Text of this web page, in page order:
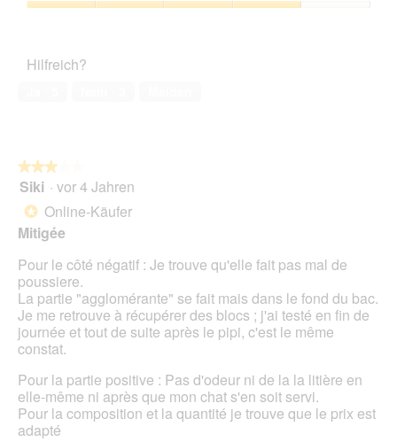
1
4
Hilfreich?
★★★★★
★★★★★
3
Sternen.
Siki · vor 4 Jahren
* Online-Käufer
Mitigée
Pour le côté négatif : Je trouve qu'elle fait pas mal de
poussiere.
La partie "agglomérante" se fait mais dans le fond du bac.
Je me retrouve à récupérer des blocs ; j'ai testé en fin de
journée et tout de suite après le pipi, c'est le même
constat.
Pour la partie positive : Pas d'odeur ni de la la litière en
elle-même ni après que mon chat s'en soit servi.
Pour la composition et la quantité je trouve que le prix est
adapté